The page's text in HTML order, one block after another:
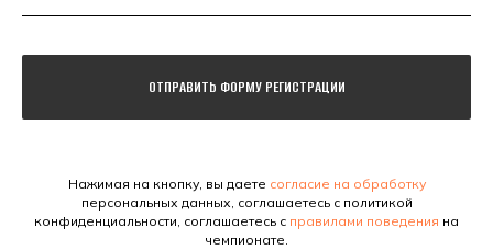
ОТПРАВИТЬ ФОРМУ РЕГИСТРАЦИИ
Нажимая на кнопку, вы даете согласие на обработку
персональных данных, соглашаетесь с политикой
конфиденциальности, соглашаетесь с правилами поведения на
чемпионате.